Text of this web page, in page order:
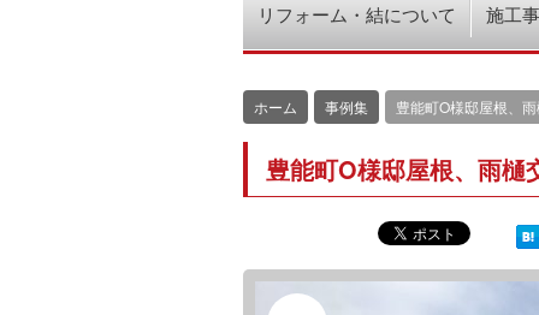
リフォーム・結について 施工
ホーム 事例集 豊能町O様邸屋根、
豊能町O様邸屋根、雨樋